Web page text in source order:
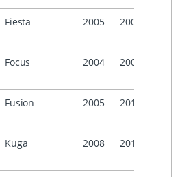
Fiesta 2005 2008
Focus 2004 2007
Fusion 2005 2012
Kuga 2008 2012